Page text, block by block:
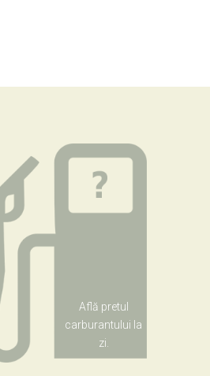
Află pretul
carburantului la
zi.